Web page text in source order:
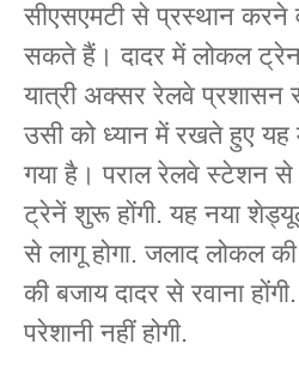
सीएसएमटी से प्रस्थान करने
सकते हैं। दादर में लोकल
यात्री अक्सर रेलवे प्रशासन
उसी को ध्यान में रखते हुए यह
गया है। पराल रेलवे स्टेशन
ट्रेनें शुरू होंगी. यह नया
से लागू होगा. जलाद लोकल
की बजाय दादर से रवाना
परेशानी नहीं होगी.